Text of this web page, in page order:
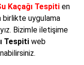
Kaçağı Tespiti en
birlikte uygulama
Bizimle iletişime
Tespiti web